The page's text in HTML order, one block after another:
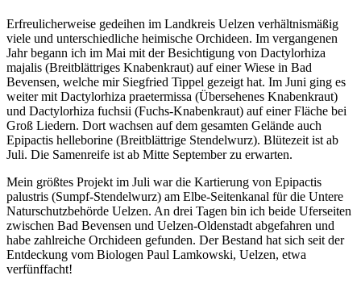
Erfreulicherweise gedeihen im Landkreis Uelzen verhältnismäßig
viele und unterschiedliche heimische Orchideen. Im vergangenen
Jahr begann ich im Mai mit der Besichtigung von Dactylorhiza
majalis (Breitblättriges Knabenkraut) auf einer Wiese in Bad
Bevensen, welche mir Siegfried Tippel gezeigt hat. Im Juni ging es
weiter mit Dactylorhiza praetermissa (Übersehenes Knabenkraut)
und Dactylorhiza fuchsii (Fuchs-Knabenkraut) auf einer Fläche bei
Groß Liedern. Dort wachsen auf dem gesamten Gelände auch
Epipactis helleborine (Breitblättrige Stendelwurz). Blütezeit ist ab
Juli. Die Samenreife ist ab Mitte September zu erwarten.
Mein größtes Projekt im Juli war die Kartierung von Epipactis
palustris (Sumpf-Stendelwurz) am Elbe-Seitenkanal für die Untere
Naturschutzbehörde Uelzen. An drei Tagen bin ich beide Uferseiten
zwischen Bad Bevensen und Uelzen-Oldenstadt abgefahren und
habe zahlreiche Orchideen gefunden. Der Bestand hat sich seit der
Entdeckung vom Biologen Paul Lamkowski, Uelzen, etwa
verfünffacht!